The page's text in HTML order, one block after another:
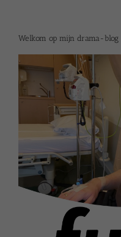
Welkom op mijn drama-blog